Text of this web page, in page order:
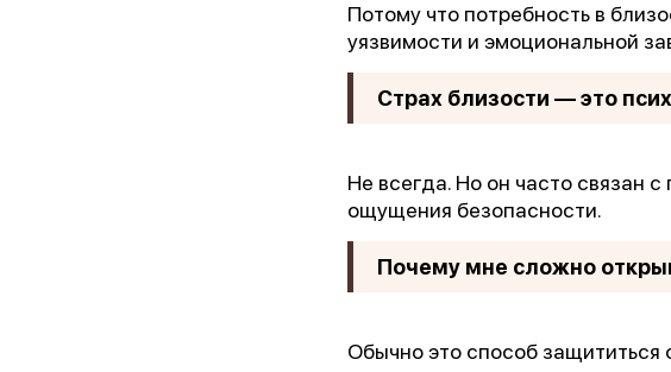
Потому что потребность в
уязвимости и эмоциональной
Страх близости — это
Не всегда. Но он часто связан
ощущения безопасности.
Почему мне сложно
Обычно это способ защититься